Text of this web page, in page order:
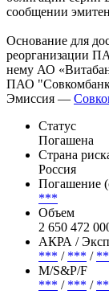
14 апреля
облигаций серии
сообщении
Основание для
нему АО
ПАО
Эмиссия —
Статус
Погашена
Страна риска
Россия
Погашение
***
Объем
2 650 472